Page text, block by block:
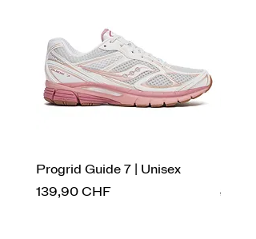
Progrid Guide 7 | Unisex
Prix
139,90 CHF
Prix